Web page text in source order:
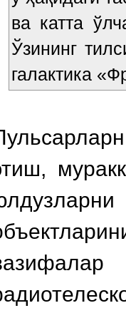
ва катта
Ўзининг
галактика